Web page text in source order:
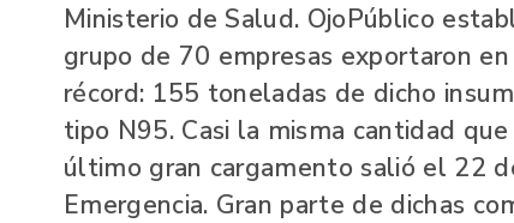
Ministerio de Salud. OjoPúblico
grupo de 70 empresas exportaron
récord: 155 toneladas de dicho
tipo N95. Casi la misma cantidad
último gran cargamento salió el 22
Emergencia. Gran parte de dichas